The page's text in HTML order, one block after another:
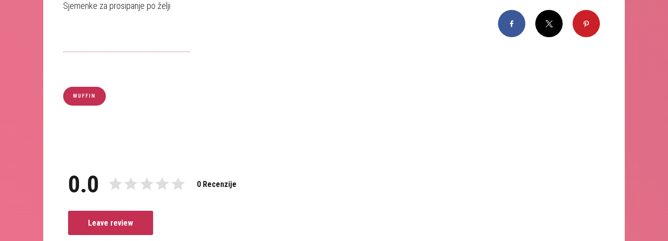
Sjemenke za prosipanje po želji
Facebook X Pinterest
MUFFIN
0.0 0 Recenzije
Leave review